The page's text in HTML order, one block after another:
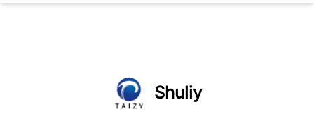
Shuliy